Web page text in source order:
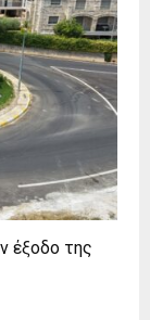
έξοδο της